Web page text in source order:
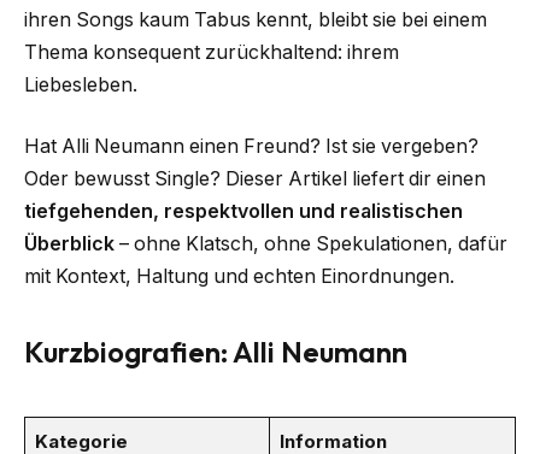
ihren Songs kaum Tabus kennt, bleibt sie bei einem
Thema konsequent zurückhaltend: ihrem
Liebesleben.
Hat Alli Neumann einen Freund? Ist sie vergeben?
Oder bewusst Single? Dieser Artikel liefert dir einen
tiefgehenden, respektvollen und realistischen
Überblick – ohne Klatsch, ohne Spekulationen, dafür
mit Kontext, Haltung und echten Einordnungen.
Kurzbiografien: Alli Neumann
Kategorie Information